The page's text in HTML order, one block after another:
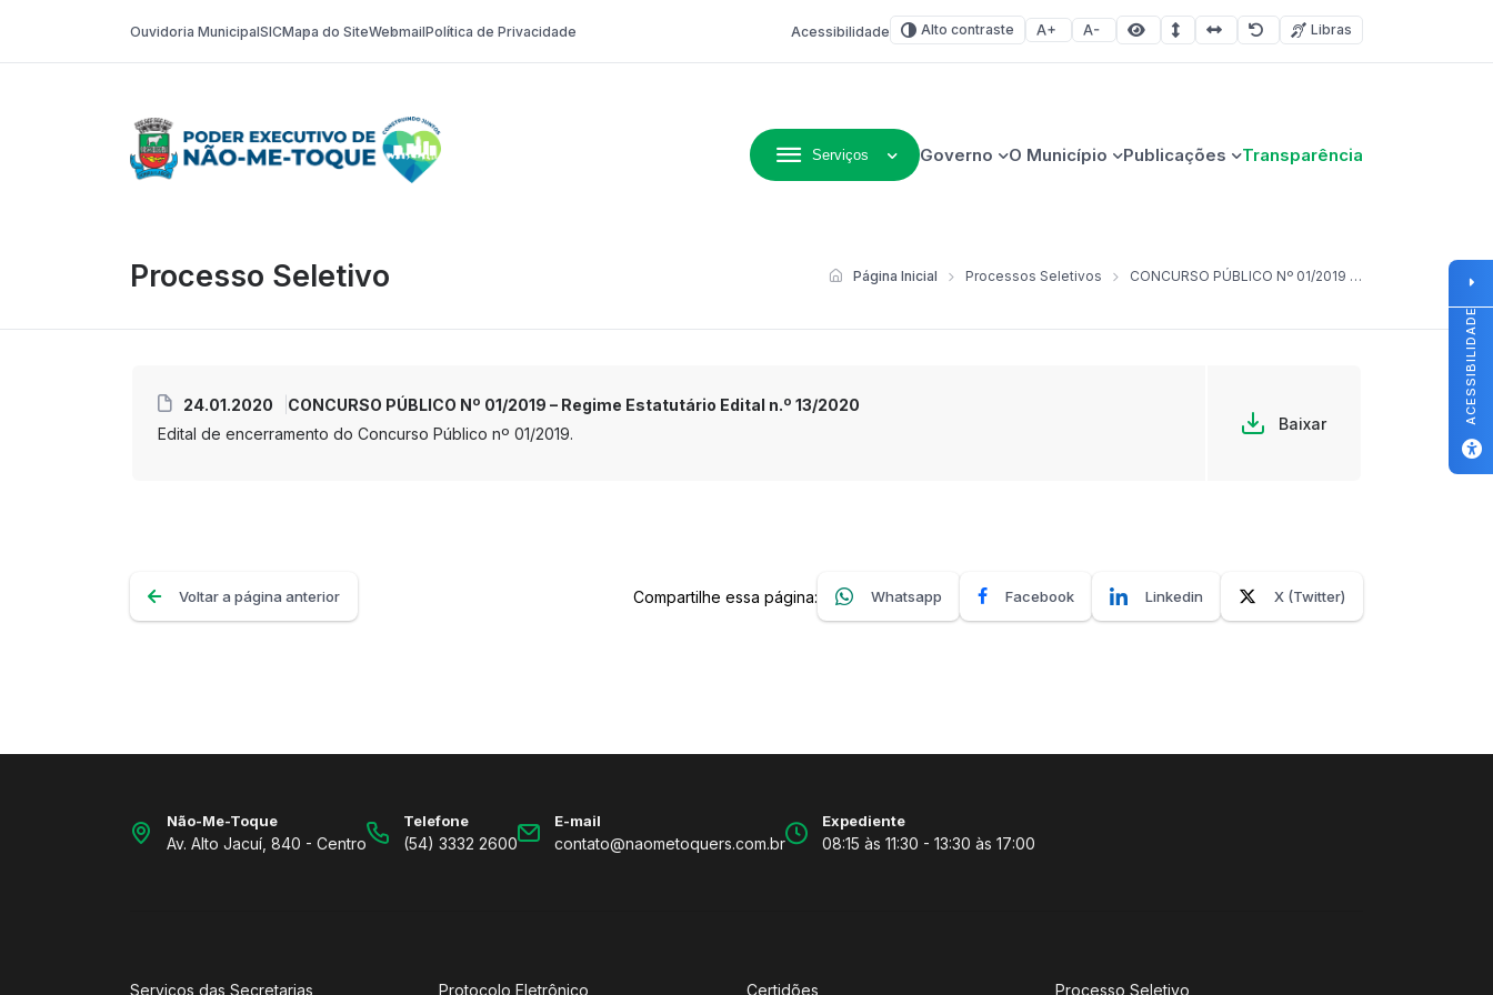
Ouvidoria MunicipalSICMapa do SiteWebmailPolítica de Privacidade Acessibilidade Alto contraste Aumentar fonte
Diminuir fonteÁrea selecionada
Espaçamento de linha
Espaço dos caracteres
RedefinirLibras
Serviços Governo O Município Publicações Transparência
Processo Seletivo Página Inicial Processos Seletivos CONCURSO PÚBLICO Nº 01/2019 – Regime Estatutário Edital n.º 13/2020
24.01.2020
CONCURSO PÚBLICO Nº 01/2019 – Regime Estatutário Edital n.º 13/2020
Edital de encerramento do Concurso Público nº 01/2019.
Baixar
Voltar a página anterior Compartilhe essa página: Whatsapp Facebook Linkedin X (Twitter)
Não-Me-Toque
Av. Alto Jacuí, 840 - Centro
Telefone
(54) 3332 2600
E-mail
contato@naometoquers.com.br
Expediente
08:15 às 11:30 - 13:30 às 17:00
Serviços das Secretarias Protocolo Eletrônico Certidões Processo Seletivo
ACESSIBILIDADE